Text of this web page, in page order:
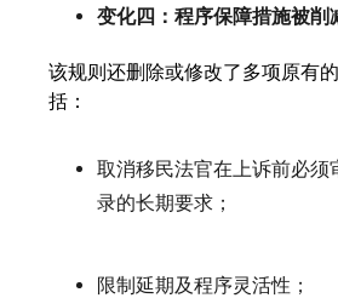
变化四：程序保障措施被削
该规则还删除或修改了多项原有
括：
取消移民法官在上诉前必须
录的长期要求；
限制延期及程序灵活性；